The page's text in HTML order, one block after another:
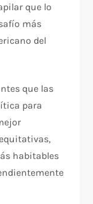
que lo
más
del
que las
para
habitables